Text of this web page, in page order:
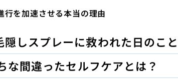
を加速させる本当の理由
隠しスプレーに救われた日のこと
な間違ったセルフケアとは？